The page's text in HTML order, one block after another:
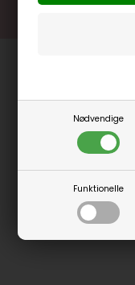
Nødvendige
Funktionelle